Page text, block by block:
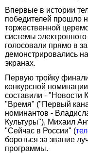
Впервые в истории
победителей прошло
торжественной
системы
голосовали прямо в
демонстрировались
экранах.
Первую тройку
конкурсной
составили - "Новости
"Время" ("Первый
номинантов -
Культуры"), Михаил
"Сейчас в России" (
бороться за звание
программы.